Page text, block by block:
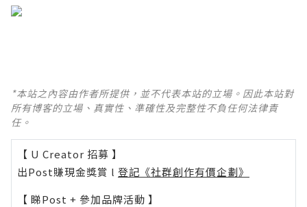
*本站之內容由作者所提供，並不代表本站的立場。因此本站對
所有博客的立場、真實性、準確性及完整性不負任何法律責
任。
【 U Creator 招募 】
出Post賺現金獎賞 l 登記《社群創作有價企劃》
【 睇Post + 參加品牌活動 】